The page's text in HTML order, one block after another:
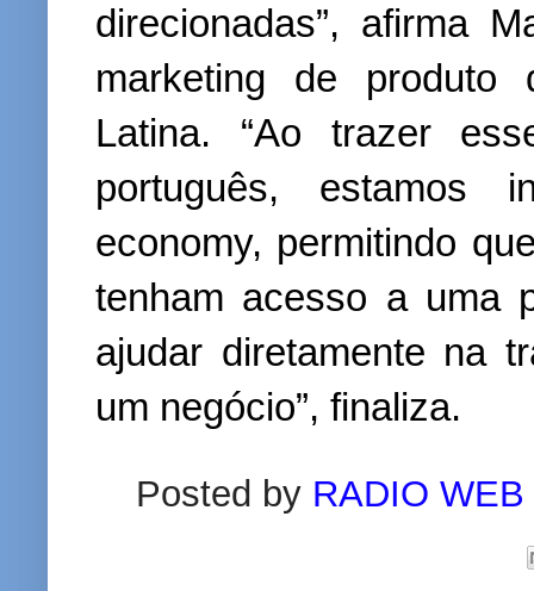
direcionadas”, afirma
marketing de produto
Latina. “Ao trazer
português, estamos
economy, permitindo
tenham acesso a uma
ajudar diretamente na
um negócio”, finaliza.
Posted by RADIO